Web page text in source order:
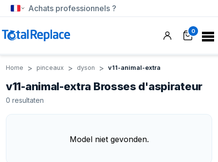
Achats professionnels ?
0
Home pinceaux dyson v11-animal-extra
v11-animal-extra Brosses d'aspirateur
0 resultaten
Model niet gevonden.